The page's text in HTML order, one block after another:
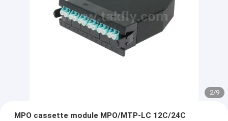
2/9
MPO cassette module MPO/MTP-LC 12C/24C